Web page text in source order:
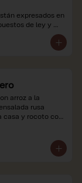
expresados en
de ley y
arroz a la
rusa
y rocoto con
expresados en
de ley y